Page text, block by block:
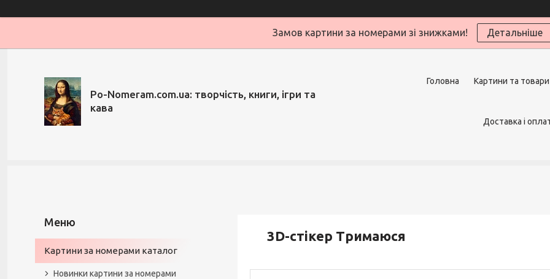
Замов картини за номерами зі знижками! Детальніше
Po-Nomeram.com.ua: творчість, книги, ігри та
кава
Головна Картини та товари
Доставка і
3D-стікер Тримаюся
Картини за номерами каталог
Новинки картини за номерами